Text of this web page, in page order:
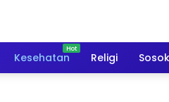
Kesehatan Religi Sosok